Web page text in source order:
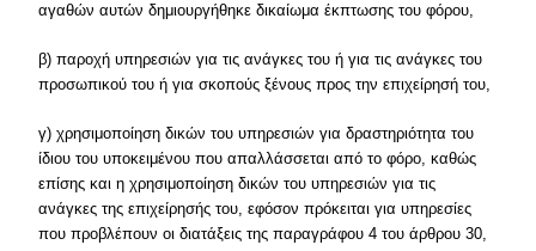
αγαθών αυτών δημιουργήθηκε δικαίωμα έκπτωσης του φόρου,
β) παροχή υπηρεσιών για τις ανάγκες του ή για τις ανάγκες του
προσωπικού του ή για σκοπούς ξένους προς την επιχείρησή του,
γ) χρησιμοποίηση δικών του υπηρεσιών για δραστηριότητα του
ίδιου του υποκειμένου που απαλλάσσεται από το φόρο, καθώς
επίσης και η χρησιμοποίηση δικών του υπηρεσιών για τις
ανάγκες της επιχείρησής του, εφόσον πρόκειται για υπηρεσίες
που προβλέπουν οι διατάξεις της παραγράφου 4 του άρθρου 30,